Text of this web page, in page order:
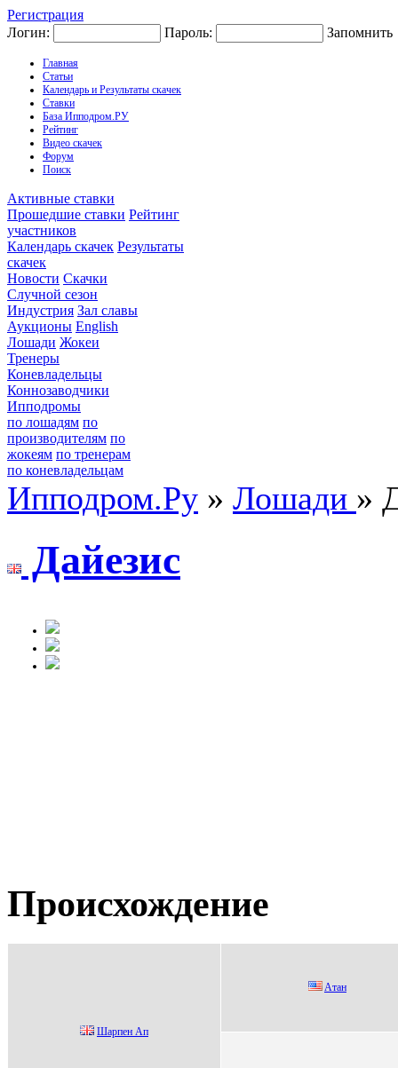
Регистрация
Логин:
Пароль: Запомнить
Главная
Статьи
Календарь и Результаты скачек
Ставки
База Ипподром.РУ
Рейтинг
Видео скачек
Форум
Поиск
Активные ставки
Прошедшие ставки Рейтинг
участников
Календарь скачек Результаты
скачек
Новости Скачки
Случной сезон
Индустрия Зал славы
Аукционы English
Лошади Жокеи
Тренеры
Коневладельцы
Коннозаводчики
Ипподромы
по лошадям по
производителям по
жокеям по тренерам
по коневладельцам
Ипподром.Ру » Лошади »
Дайезис
Происхождение
Шapпен Aп
Aтан